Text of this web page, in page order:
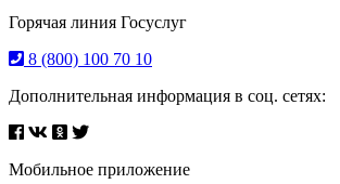
Горячая линия Госуслуг
8 (800) 100 70 10
Дополнительная информация в соц. сетях:
Мобильное приложение